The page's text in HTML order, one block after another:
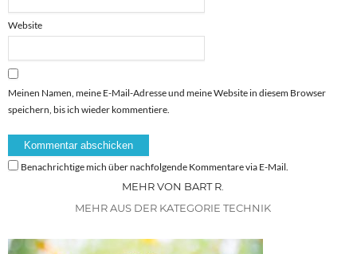
Website
Meinen Namen, meine E-Mail-Adresse und meine Website in diesem Browser
speichern, bis ich wieder kommentiere.
Benachrichtige mich über nachfolgende Kommentare via E-Mail.
MEHR VON BART R.
MEHR AUS DER KATEGORIE TECHNIK